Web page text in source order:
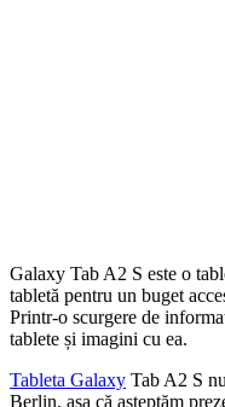
Galaxy Tab A2 S este o
tabletă pentru un buget
Printr-o scurgere de
tablete și imagini cu ea.
Tableta Galaxy Tab A2 S
Berlin, așa că așteptăm